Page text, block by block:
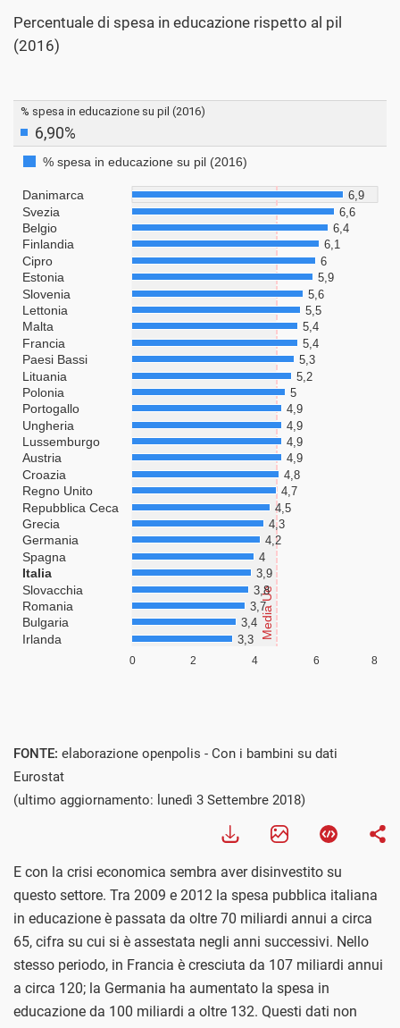
Percentuale di spesa in educazione rispetto al pil
(2016)
FONTE: elaborazione openpolis - Con i bambini su dati
Eurostat
(ultimo aggiornamento: lunedì 3 Settembre 2018)
E con la crisi economica sembra aver disinvestito su
questo settore. Tra 2009 e 2012 la spesa pubblica italiana
in educazione è passata da oltre 70 miliardi annui a circa
65, cifra su cui si è assestata negli anni successivi. Nello
stesso periodo, in Francia è cresciuta da 107 miliardi annui
a circa 120; la Germania ha aumentato la spesa in
educazione da 100 miliardi a oltre 132. Questi dati non